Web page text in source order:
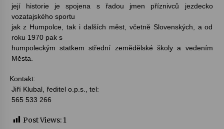
Za kulturou kousek za Humpolec. V Želivě ožije
13. 7. 2026
3. 7. 2026
její historie je spojena s řadou jmen příznivců jezdecko
vozatajského sportu
jak z Humpolce, tak i dalších měst, včetně Slovenských, a od
roku 1970 pak s
humpoleckým statkem střední zemědělské školy a vedením
Města.
Kontakt:
Jiří Klubal, ředitel o.p.s., tel:
565 533 266
Post Views: 1